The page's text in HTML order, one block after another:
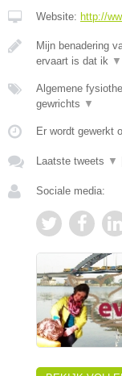
Website: http://
Mijn benadering
ervaart is dat ik ▼
Algemene
gewrichts ▼
Er wordt gewerkt
Laatste tweets ▼
Sociale media: